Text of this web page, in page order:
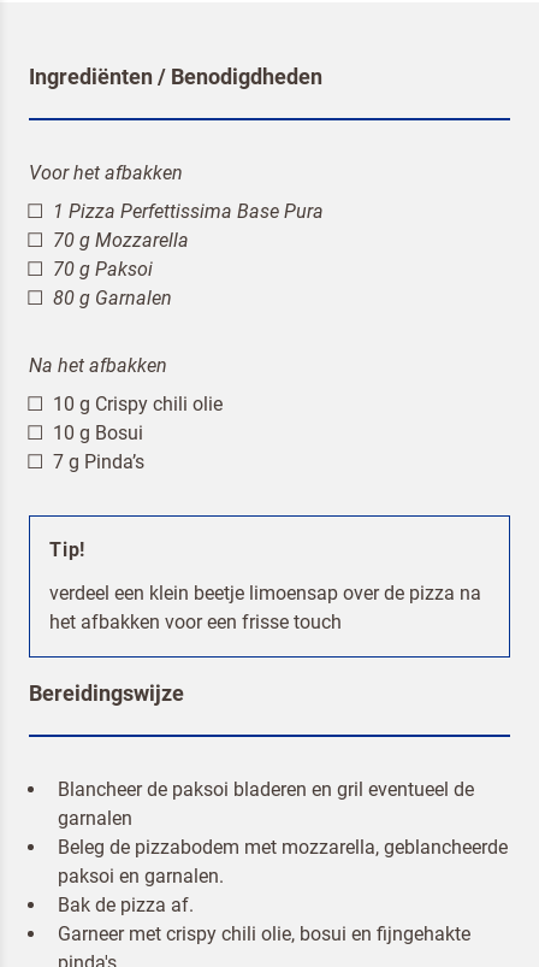
Ingrediënten / Benodigdheden
Voor het afbakken
1 Pizza Perfettissima Base Pura
70 g Mozzarella
70 g Paksoi
80 g Garnalen
Na het afbakken
10 g Crispy chili olie
10 g Bosui
7 g Pinda’s
Tip!
verdeel een klein beetje limoensap over de pizza na
het afbakken voor een frisse touch
Bereidingswijze
Blancheer de paksoi bladeren en gril eventueel de
garnalen
Beleg de pizzabodem met mozzarella, geblancheerde
paksoi en garnalen.
Bak de pizza af.
Garneer met crispy chili olie, bosui en fijngehakte
Om spam te bestrijden, selecteer hieronder de
afbeelding van dePizza